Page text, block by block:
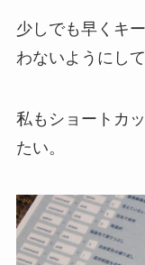
少しでも早くキ
わないようにし
私もショートカ
たい。